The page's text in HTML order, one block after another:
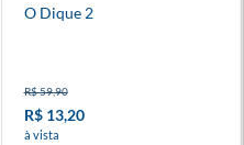
O Dique 2
R$ 59,90
R$ 13,20
à vista